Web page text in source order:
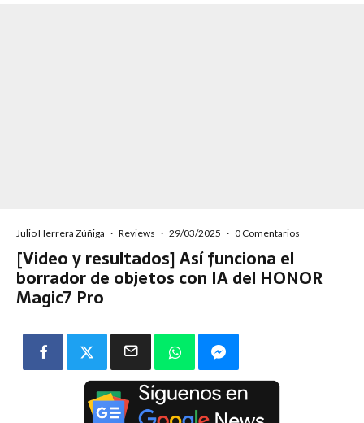
Julio Herrera Zúñiga · Reviews · 29/03/2025 · 0 Comentarios
[Video y resultados] Así funciona el
borrador de objetos con IA del HONOR
Magic7 Pro